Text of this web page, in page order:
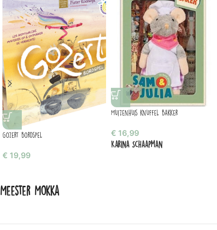
Gozert bordspel
€ 19,99
Muizenhuis knuffel bakker
€ 16,99
Karina Schaapman
Meester Mokka